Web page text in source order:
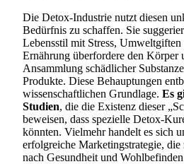
Die Detox-Industrie nutzt diesen
Bedürfnis zu schaffen. Sie
Lebensstil mit Stress, Umweltgiften
Ernährung überfordere den Körper
Ansammlung schädlicher
Produkte. Diese Behauptungen
wissenschaftlichen Grundlage. Es
Studien, die die Existenz dieser
beweisen, dass spezielle Detox-
könnten. Vielmehr handelt es sich
erfolgreiche Marketingstrategie, die
nach Gesundheit und